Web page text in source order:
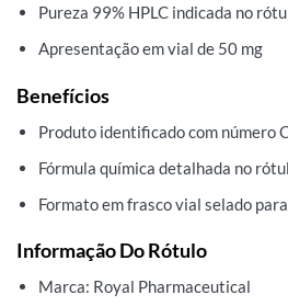
Pureza 99% HPLC indicada no
Apresentação em vial de 50 mg
Benefícios
Produto identificado com número
Fórmula química detalhada no
Formato em frasco vial selado
Informação Do Rótulo
Marca: Royal Pharmaceutical